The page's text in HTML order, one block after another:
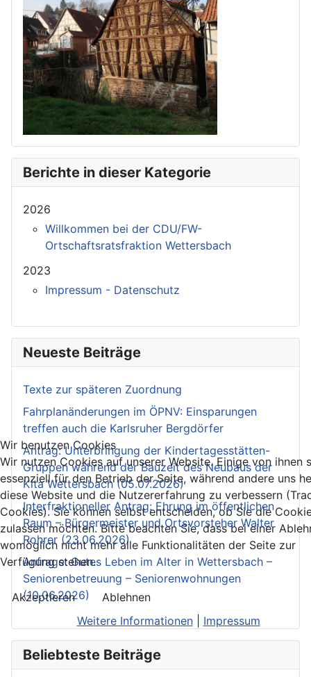
Berichte in dieser Kategorie
2026
Willkommen bei der CDU/FW-
Ortschaftsratsfraktion Wettersbach
2023
Impressum - Datenschutz
Neueste Beiträge
Texte zur späteren Zuordnung
Fahrplanänderungen im ÖPNV: Einsparungen
treffen auch die Karlsruher Bergdörfer
Antrag: Unterbringung der Kindertagesstätten-
Gruppen während der Bauzeit des Neubaus der
Kita Wettersbach (05.07.2026)
Interfraktioneller Antrag: Ehrung im öffentlichen
Raum – Bürgermeister und Ortsvorsteher Walter
Rohrer (23.06.2026)
Anfrage: Gutes Leben im Alter in Wettersbach –
Seniorenbetreuung – Seniorenwohnungen
(10.06.2026)
Beliebteste Beiträge
Wir benutzen Cookies
Wir nutzen Cookies auf unserer Website. Einige von ihnen
essenziell für den Betrieb der Seite, während andere uns
diese Website und die Nutzererfahrung zu verbessern
Cookies). Sie können selbst entscheiden, ob Sie die
zulassen möchten. Bitte beachten Sie, dass bei einer
womöglich nicht mehr alle Funktionalitäten der Seite zur
Verfügung stehen.
Akzeptieren
Ablehnen
Weitere Informationen| Impressum